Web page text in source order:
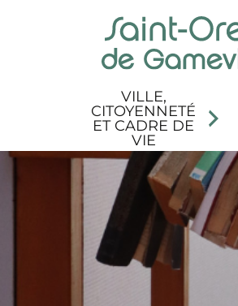
VILLE,
CITOYENNETÉ
ET CADRE DE
VIE